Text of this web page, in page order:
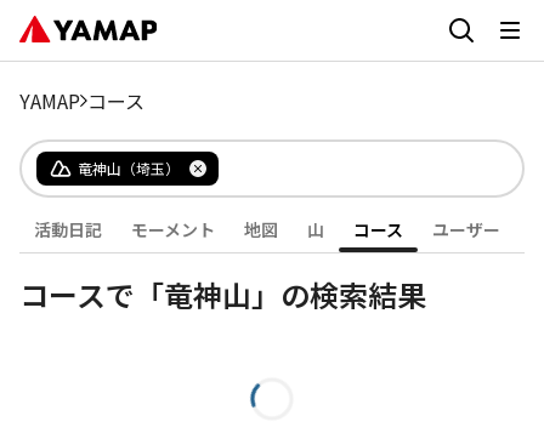
YAMAP コース
竜神山（埼玉）
活動日記 モーメント 地図 山 コース ユーザー
コースで「竜神山」の検索結果